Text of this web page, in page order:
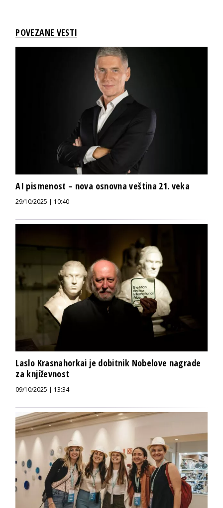
POVEZANE VESTI
AI pismenost – nova osnovna veština 21. veka
29/10/2025 | 10:40
Laslo Krasnahorkai je dobitnik Nobelove nagrade
za književnost
09/10/2025 | 13:34